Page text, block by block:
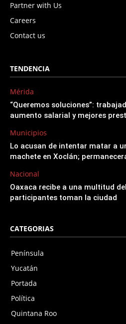
Partner with Us
Careers
Contact us
TENDENCIA
Mérida
“Queremos soluciones”:
aumento salarial y mejores
Municipios
Lo acusan de intentar matar a
machete en Xoclán;
Nacional
Oaxaca recibe a una multitud
participantes toman la ciudad
CATEGORIAS
Península
Yucatán
Portada
Política
Quintana Roo